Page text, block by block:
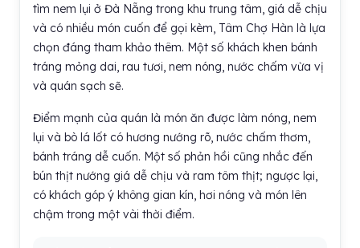
tìm nem lụi ở Đà Nẵng trong khu trung tâm, giá dễ chịu
và có nhiều món cuốn để gọi kèm, Tâm Chợ Hàn là lựa
chọn đáng tham khảo thêm. Một số khách khen bánh
tráng mỏng dai, rau tươi, nem nóng, nước chấm vừa vị
và quán sạch sẽ.
Điểm mạnh của quán là món ăn được làm nóng, nem
lụi và bò lá lốt có hương nướng rõ, nước chấm thơm,
bánh tráng dễ cuốn. Một số phản hồi cũng nhắc đến
bún thịt nướng giá dễ chịu và ram tôm thịt; ngược lại,
có khách góp ý không gian kín, hơi nóng và món lên
chậm trong một vài thời điểm.